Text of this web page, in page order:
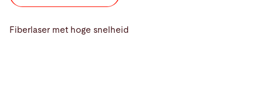
Fiberlaser met hoge snelheid